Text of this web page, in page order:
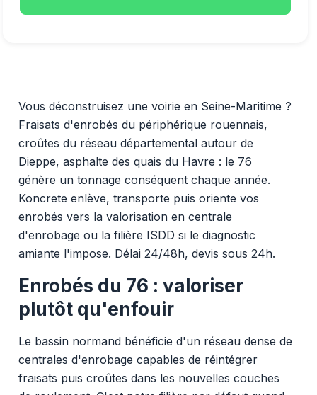
Vous déconstruisez une voirie en Seine-Maritime ?
Fraisats d'enrobés du périphérique rouennais,
croûtes du réseau départemental autour de
Dieppe, asphalte des quais du Havre : le 76
génère un tonnage conséquent chaque année.
Koncrete enlève, transporte puis oriente vos
enrobés vers la valorisation en centrale
d'enrobage ou la filière ISDD si le diagnostic
amiante l'impose. Délai 24/48h, devis sous 24h.
Enrobés du 76 : valoriser
plutôt qu'enfouir
Le bassin normand bénéficie d'un réseau dense de
centrales d'enrobage capables de réintégrer
fraisats puis croûtes dans les nouvelles couches